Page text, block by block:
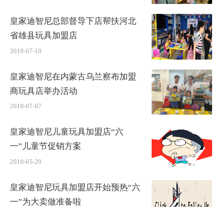
皇家迪智尼总部督导下店帮扶河北
省雄县玩具加盟店
2018-07-10
皇家迪智尼在内蒙古乌兰察布加盟
商玩具店举办活动
2018-07-07
皇家迪智尼儿童玩具加盟店“六
一”儿童节促销方案
2018-05-29
皇家迪智尼玩具加盟店开始预热“六
一”为大卖做准备啦